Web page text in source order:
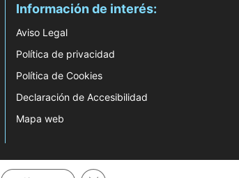
Información de interés:
Aviso Legal
Política de privacidad
Política de Cookies
Declaración de Accesibilidad
Mapa web